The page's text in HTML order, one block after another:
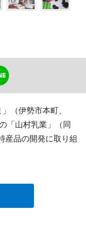
（伊勢市本町、
「山村乳業」（同
産品の開発に取り組